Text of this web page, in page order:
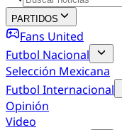
PARTIDOS
Fans United
Futbol Nacional
Selección Mexicana
Futbol Internacional
Opinión
Video